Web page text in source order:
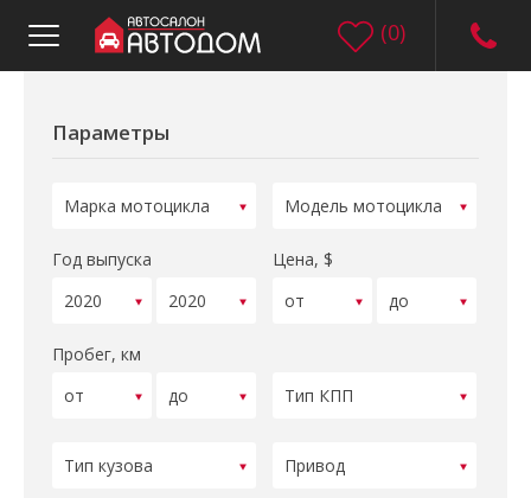
(0)
Параметры
Год выпуска Цена, $
Пробег, км